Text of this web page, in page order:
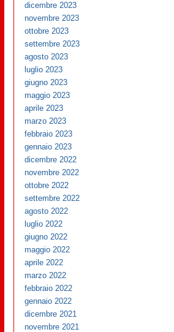
dicembre 2023
novembre 2023
ottobre 2023
settembre 2023
agosto 2023
luglio 2023
giugno 2023
maggio 2023
aprile 2023
marzo 2023
febbraio 2023
gennaio 2023
dicembre 2022
novembre 2022
ottobre 2022
settembre 2022
agosto 2022
luglio 2022
giugno 2022
maggio 2022
aprile 2022
marzo 2022
febbraio 2022
gennaio 2022
dicembre 2021
novembre 2021